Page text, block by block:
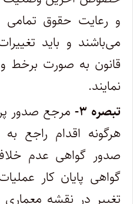
و رعایت حقوق تمامی
قانون به صورت برخط و
نمایند.
تبصره ۳-
مرجع صدور
هرگونه اقدام راجع
صدور گواهی عدم
گواهی پایان کار
تغییر در نقشه معماری